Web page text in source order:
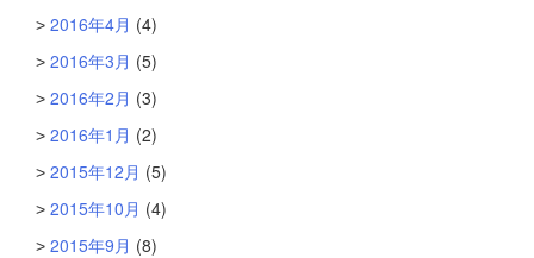
2016年4月 (4)
2016年3月 (5)
2016年2月 (3)
2016年1月 (2)
2015年12月 (5)
2015年10月 (4)
2015年9月 (8)